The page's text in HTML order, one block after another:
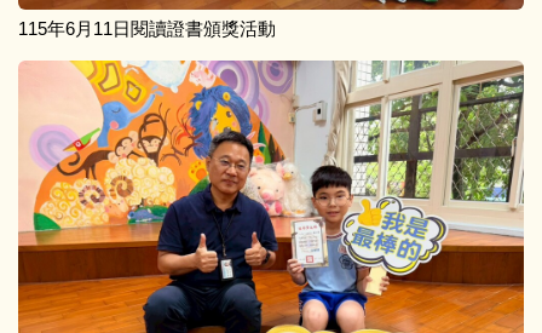
115年6月11日閱讀證書頒獎活動